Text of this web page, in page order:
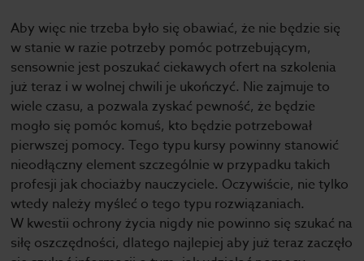
Aby więc nie trzeba było się obawiać, że nie będzie się
w stanie w razie potrzeby pomóc potrzebującym,
sensownie jest poszukać ciekawych ofert na szkolenia
już teraz i w wolnej chwili je ukończyć. Nie zajmuje to
wiele czasu, a pozwala zyskać pewność, że będzie
mogło się pomóc komuś, kto będzie potrzebował
pierwszej pomocy. Tego typu kursy powinny stanowić
nieodłączny element szczególnie w przypadku takich
profesji jak chociażby nauczyciele. Oczywiście, nie tylko
wtedy należy myśleć o tego typu rozwiązaniach.
W kwestii ochrony życia nigdy nie powinno się szukać na
siłę oszczędności, dlatego najlepiej aby już teraz zaczęło